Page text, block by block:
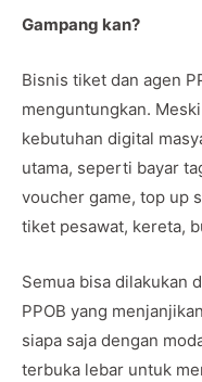
Gampang kan?
Bisnis tiket dan agen
menguntungkan.
kebutuhan digital
utama, seperti bayar
voucher game, top up
tiket pesawat, kereta,
Semua bisa dilakukan
PPOB yang
siapa saja dengan
terbuka lebar untuk